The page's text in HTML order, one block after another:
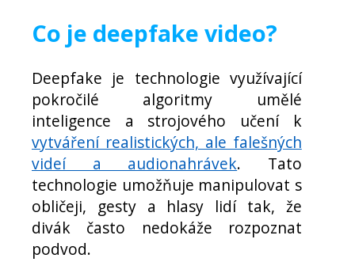
Co je deepfake video?
Deepfake je technologie využívající
pokročilé algoritmy umělé
inteligence a strojového učení k
vytváření realistických, ale falešných
videí a audionahrávek. Tato
technologie umožňuje manipulovat s
obličeji, gesty a hlasy lidí tak, že
divák často nedokáže rozpoznat
podvod.